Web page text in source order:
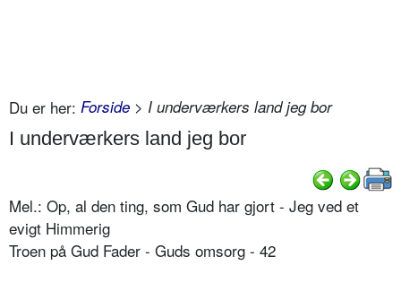
Du er her: Forside > I underværkers land jeg bor
I underværkers land jeg bor
Mel.: Op, al den ting, som Gud har gjort - Jeg ved et
evigt Himmerig
Troen på Gud Fader - Guds omsorg - 42